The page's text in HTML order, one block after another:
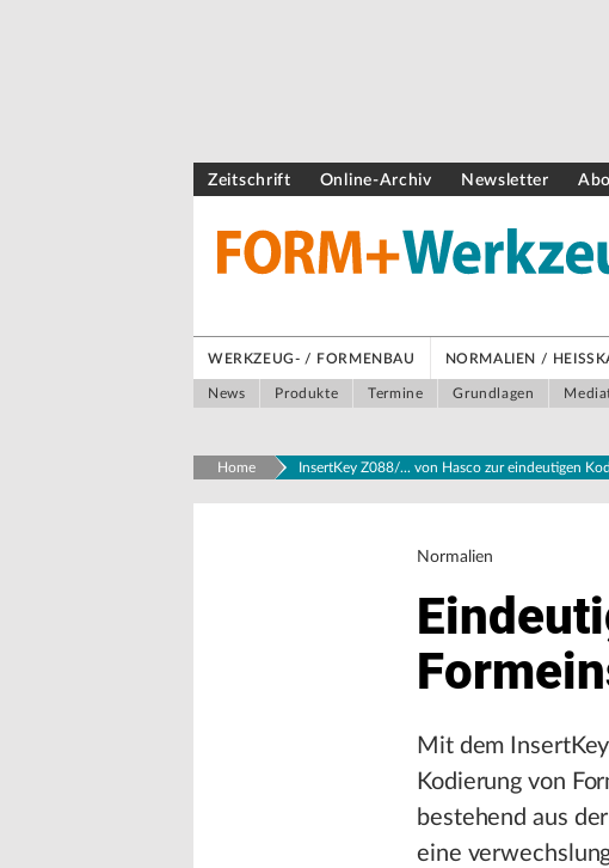
Zeitschrift Online-Archiv Newsletter Abo
WERKZEUG- / FORMENBAU NORMALIEN /
News Produkte Termine Grundlagen
Home InsertKey Z088/... von Hasco zur eindeutigen
Normalien
Mit dem
Kodierung von
bestehend aus
eine